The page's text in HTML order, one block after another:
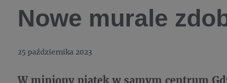
Nowe murale
25 października 2023
W miniony piątek w samym centrum